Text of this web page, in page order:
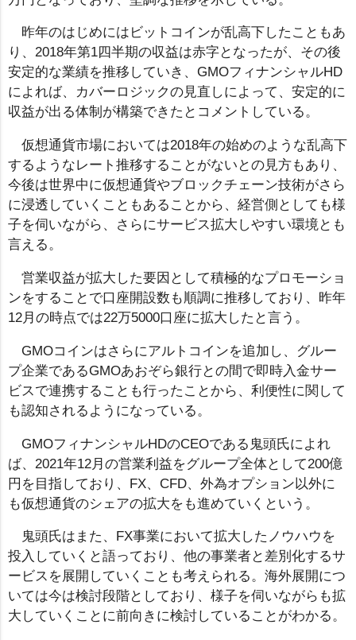
昨年のはじめにはビットコインが乱高下したこともあ
り、2018年第1四半期の収益は赤字となったが、その後
安定的な業績を推移していき、GMOフィナンシャルHD
によれば、カバーロジックの見直しによって、安定的に
収益が出る体制が構築できたとコメントしている。
仮想通貨市場においては2018年の始めのような乱高下
するようなレート推移することがないとの見方もあり、
今後は世界中に仮想通貨やブロックチェーン技術がさら
に浸透していくこともあることから、経営側としても様
子を伺いながら、さらにサービス拡大しやすい環境とも
言える。
営業収益が拡大した要因として積極的なプロモーショ
ンをすることで口座開設数も順調に推移しており、昨年
12月の時点では22万5000口座に拡大したと言う。
GMOコインはさらにアルトコインを追加し、グルー
プ企業であるGMOあおぞら銀行との間で即時入金サー
ビスで連携することも行ったことから、利便性に関して
も認知されるようになっている。
GMOフィナンシャルHDのCEOである鬼頭氏によれ
ば、2021年12月の営業利益をグループ全体として200億
円を目指しており、FX、CFD、外為オプション以外に
も仮想通貨のシェアの拡大をも進めていくという。
鬼頭氏はまた、FX事業において拡大したノウハウを
投入していくと語っており、他の事業者と差別化するサ
ービスを展開していくことも考えられる。海外展開につ
いては今は検討段階としており、様子を伺いながらも拡
大していくことに前向きに検討していることがわかる。